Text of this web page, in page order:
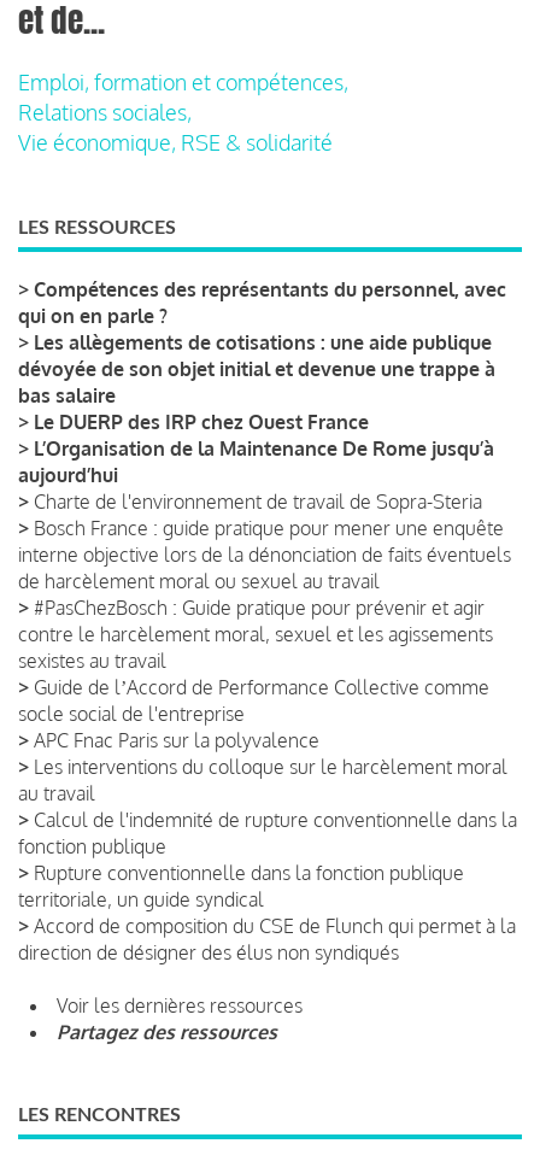
et de...
Emploi, formation et compétences,
Relations sociales,
Vie économique, RSE & solidarité
LES RESSOURCES
> Compétences des représentants du personnel, avec
qui on en parle ?
> Les allègements de cotisations : une aide publique
dévoyée de son objet initial et devenue une trappe à
bas salaire
> Le DUERP des IRP chez Ouest France
> L’Organisation de la Maintenance De Rome jusqu’à
aujourd’hui
> Charte de l'environnement de travail de Sopra-Steria
> Bosch France : guide pratique pour mener une enquête
interne objective lors de la dénonciation de faits éventuels
de harcèlement moral ou sexuel au travail
> #PasChezBosch : Guide pratique pour prévenir et agir
contre le harcèlement moral, sexuel et les agissements
sexistes au travail
> Guide de lʼAccord de Performance Collective comme
socle social de l'entreprise
> APC Fnac Paris sur la polyvalence
> Les interventions du colloque sur le harcèlement moral
au travail
> Calcul de l'indemnité de rupture conventionnelle dans la
fonction publique
> Rupture conventionnelle dans la fonction publique
territoriale, un guide syndical
> Accord de composition du CSE de Flunch qui permet à la
direction de désigner des élus non syndiqués
Voir les dernières ressources
Partagez des ressources
LES RENCONTRES